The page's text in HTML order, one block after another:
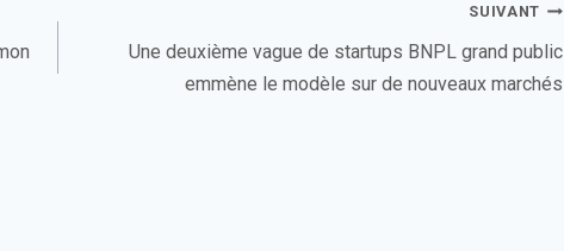
SUIVANT
Une deuxième vague de startups BNPL grand public
emmène le modèle sur de nouveaux marchés